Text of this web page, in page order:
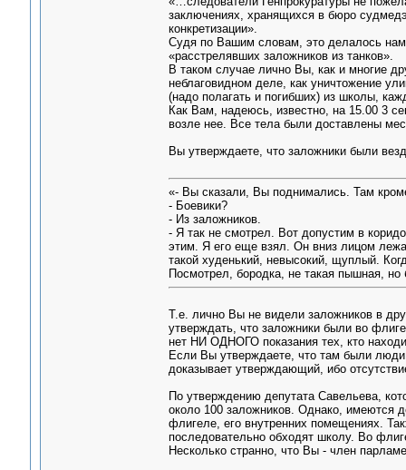
заключениях, хранящихся в бюро
конкретизации».
Судя по Вашим словам, это делалось
«расстрелявших заложников из танков».
В таком случае лично Вы, как и многие
неблаговидном деле, как уничтожение
(надо полагать и погибших) из школы,
Как Вам, надеюсь, известно, на 15.00 3
возле нее. Все тела были доставлены
Вы утверждаете, что заложники были
«- Вы сказали, Вы поднимались. Там
- Боевики?
- Из заложников.
- Я так не смотрел. Вот допустим в
этим. Я его еще взял. Он вниз лицом
такой худенький, невысокий, щуплый.
Посмотрел, бородка, не такая пышная, но
Т.е. лично Вы не видели заложников в
утверждать, что заложники были во
нет НИ ОДНОГО показания тех, кто
Если Вы утверждаете, что там были
доказывает утверждающий, ибо
По утверждению депутата Савельева,
около 100 заложников. Однако, имеются
флигеле, его внутренних помещениях.
последовательно обходят школу. Во
Несколько странно, что Вы - член